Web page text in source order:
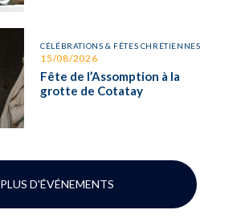
PLUS D'ÉVÉNEMENTS
CÉLÉBRATIONS & FÊTES CHRÉTIENNES
15/08/2026
Fête de l’Assomption à la
grotte de Cotatay